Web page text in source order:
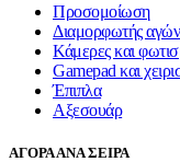
Προσομοίωση
Διαμορφωτής
Κάμερες και
Gamepad και
Έπιπλα
Αξεσουάρ
ΑΓΟΡΑ ΑΝΑ ΣΕΙΡΑ